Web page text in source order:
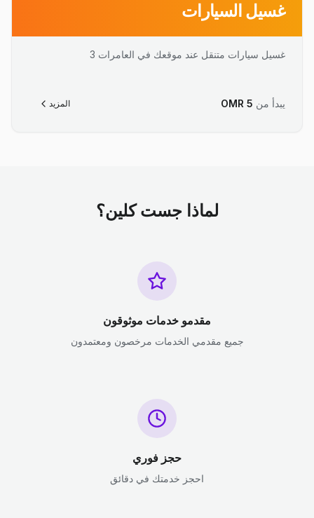
غسيل السيارات
غسيل سيارات متنقل عند موقعك في العامرات 3
يبدأ من OMR 5 المزيد
لماذا جست كلين؟
مقدمو خدمات موثوقون
جميع مقدمي الخدمات مرخصون ومعتمدون
حجز فوري
احجز خدمتك في دقائق